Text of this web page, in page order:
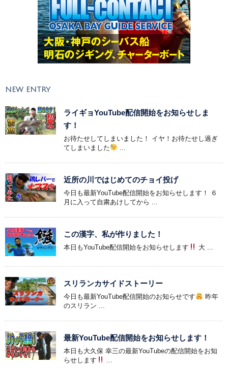
NEW ENTRY
ライギョYouTube配信開始をお知らせしま
す！
お待たせしてしまいました！ イヤ！お待たせし過ぎ
てしまいました
近所の川ではじめてのチョイ投げ
今日も最新YouTube配信開始をお知らせします！ ６
月に入って自粛あけしてから ...
この漢字、私が作りました！
本日もYouTube配信開始をお知らせします 大 ...
スリランカサイドストーリー
今日も最新YouTube配信開始のお知らせです
昨年
のスリラン ...
最新YouTube配信開始をお知らせします！
本日も大久保 幸三の最新YouTubeの配信開始をお知
らせします